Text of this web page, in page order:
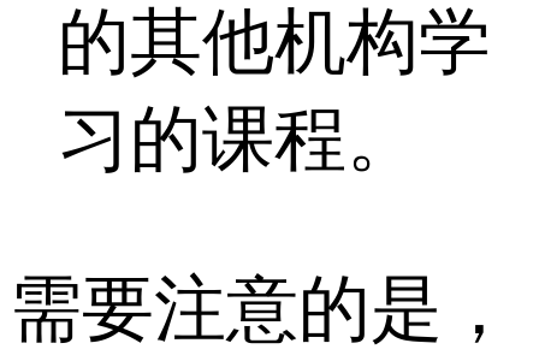
的其他机构学
习的课程。
需要注意的是，